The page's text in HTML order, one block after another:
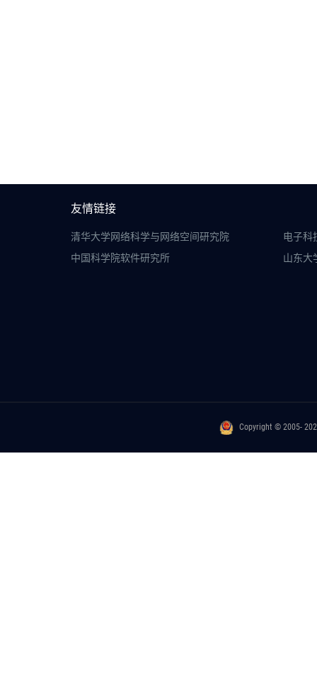
友情链接
清华大学网络科学与网络空间研究院
电子科
中国科学院软件研究所
山东大
Copyright © 2005-